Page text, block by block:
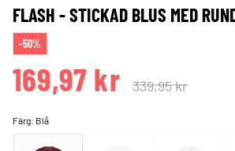
FLASH - STICKAD BLUS MED
-50%
169,97 kr 339,95 kr
Färg: Blå